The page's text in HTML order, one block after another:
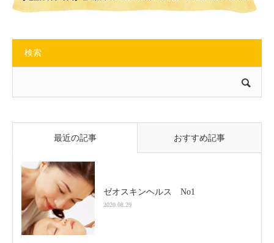
検索
最近の記事 おすすめ記事
ゼオスキンヘルス No1
2020.08.29